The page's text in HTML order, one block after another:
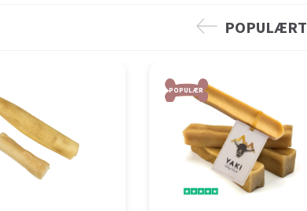
POPULÆR